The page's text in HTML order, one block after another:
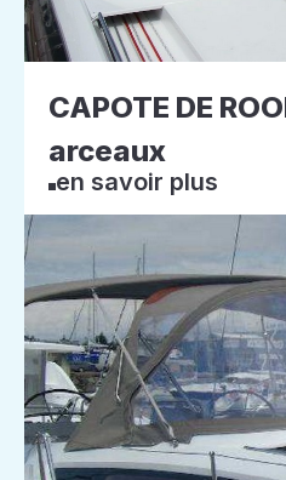
CAPOTE DE
arceaux
en savoir plus